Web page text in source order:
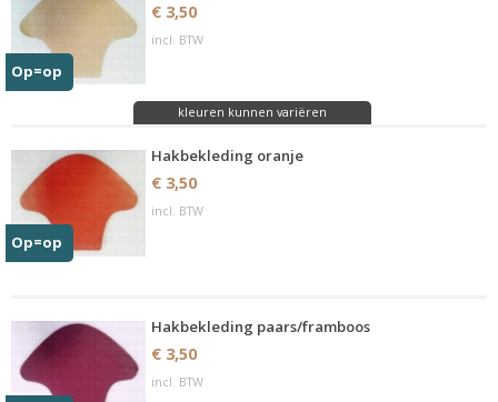
Op=op
€ 3,50
incl. BTW
kleuren kunnen variëren
Op=op
Hakbekleding oranje
€ 3,50
incl. BTW
Hakbekleding paars/framboos
€ 3,50
incl. BTW